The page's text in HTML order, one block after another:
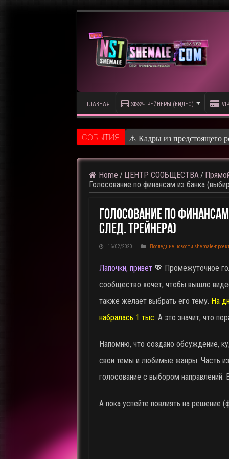
ГЛАВНАЯ SISSY-ТРЕЙНЕРЫ (ВИДЕО)
CОБЫТИЯ ⚠️ Кадры из предстоящего
Home / ЦЕНТР СООБЩЕСТВА /
Голосование по финансам из банка
Голосование По
След. Трейнера)
16/02/2020 Последние новости shemale-
Лапочки, привет💖 Промежуточное
сообщество хочет, чтобы вышло
также желает выбрать его тему. На
набралась 1 тыс . А это значит, что
Напомню, что создано обсуждение,
свои темы и любимые жанры. Часть
голосование с выбором направлений.
А пока успейте повлиять на решение